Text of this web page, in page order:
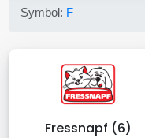
Symbol: F
Fressnapf (6)